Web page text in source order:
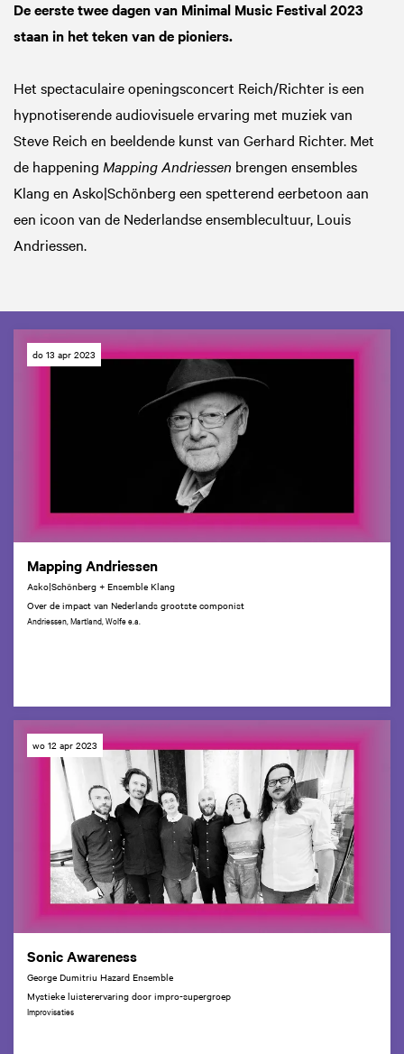
De eerste twee dagen van Minimal Music Festival 2023
staan in het teken van de pioniers.
Het spectaculaire openingsconcert Reich/Richter is een
hypnotiserende audiovisuele ervaring met muziek van
Steve Reich en beeldende kunst van Gerhard Richter. Met
de happening Mapping Andriessen brengen ensembles
Klang en Asko|Schönberg een spetterend eerbetoon aan
een icoon van de Nederlandse ensemblecultuur, Louis
Andriessen.
Mapping Andriessen
Asko|Schönberg + Ensemble Klang
Over de impact van Nederlands grootste componist
Andriessen, Martland, Wolfe e.a.
do 13 apr 2023
Sonic Awareness
George Dumitriu Hazard Ensemble
Mystieke luisterervaring door impro-supergroep
Improvisaties
wo 12 apr 2023